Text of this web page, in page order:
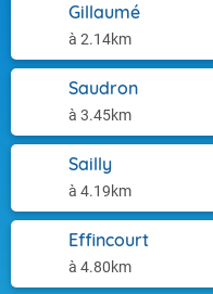
Gillaumé
à 2.14km
Saudron
à 3.45km
Sailly
à 4.19km
Effincourt
à 4.80km